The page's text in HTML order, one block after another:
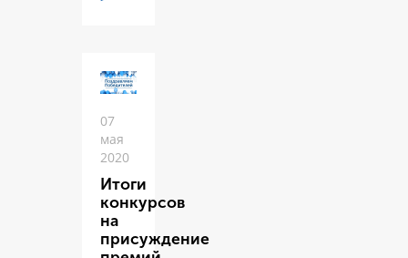
07
мая
2020
Итоги
конкурсов
на
присуждение